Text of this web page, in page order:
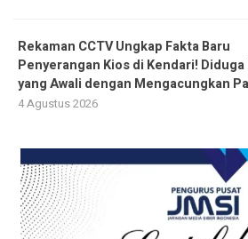
Rekaman CCTV Ungkap Fakta Baru
Penyerangan Kios di Kendari!
yang Awali dengan Mengacungkan
4 Agustus 2026